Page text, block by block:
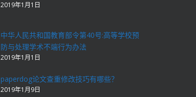
2019年1月1日
中华人民共和国教育部令第40号:高等学校预
防与处理学术不端行为办法
2019年1月1日
paperdog论文查重修改技巧有哪些？
2019年1月9日